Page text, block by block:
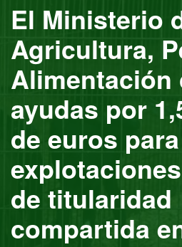
El Ministerio
Agricultura,
Alimentación
ayudas por
de euros para
de titularidad
compartida